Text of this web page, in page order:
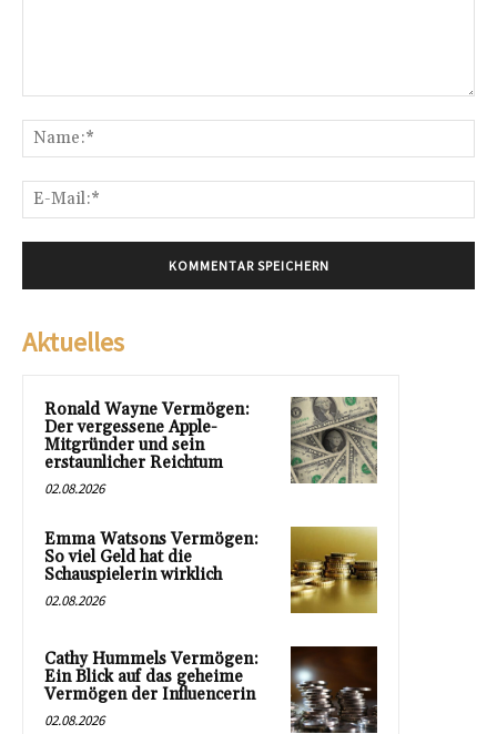
Aktuelles
Ronald Wayne Vermögen:
Der vergessene Apple-
Mitgründer und sein
erstaunlicher Reichtum
02.08.2026
Emma Watsons Vermögen:
So viel Geld hat die
Schauspielerin wirklich
02.08.2026
Cathy Hummels Vermögen:
Ein Blick auf das geheime
Vermögen der Influencerin
02.08.2026